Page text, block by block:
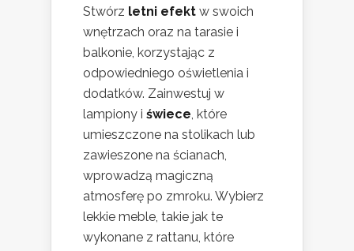
Stwórz letni efekt w swoich
wnętrzach oraz na tarasie i
balkonie, korzystając z
odpowiedniego oświetlenia i
dodatków. Zainwestuj w
lampiony i świece, które
umieszczone na stolikach lub
zawieszone na ścianach,
wprowadzą magiczną
atmosferę po zmroku. Wybierz
lekkie meble, takie jak te
wykonane z rattanu, które